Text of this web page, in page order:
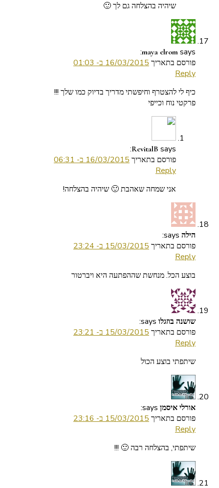
שיהיה בהצלחה גם לך 🙂
maya elrom says:
פורסם בתאריך 16/03/2015 ב- 01:03
Reply
כיף לי להצטרף וחיפשתי מדריך בדיוק כמו שלך !!!
פרקטי נוח וכייפי
RevitalB says:
פורסם בתאריך 16/03/2015 ב- 06:31
Reply
אני שמחה שאהבת 🙂 שיהיה בהצלחה!
הילה says:
פורסם בתאריך 15/03/2015 ב- 23:24
Reply
בוצע הכל. מנחשת שההפתעה היא ויברטור
שושנה בוזגלו says:
פורסם בתאריך 15/03/2015 ב- 23:21
Reply
שיתפתי בוצע הכול
אורלי איסמן says:
פורסם בתאריך 15/03/2015 ב- 23:16
Reply
שיתפתי, בהצלחה רבה 🙂 !!!